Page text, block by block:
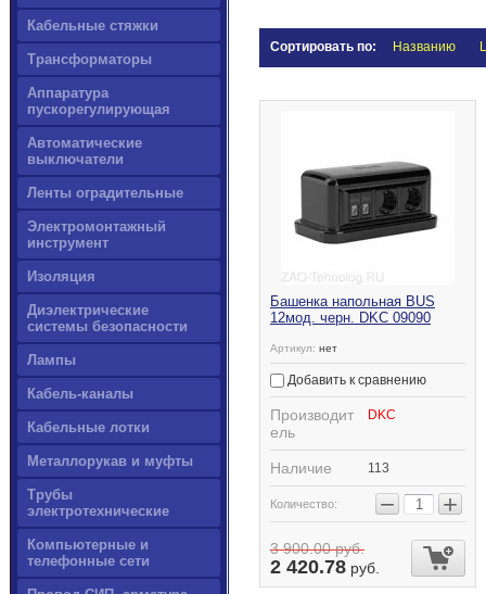
Кабельные стяжки
Трансформаторы
Аппаратура
пускорегулирующая
Автоматические
выключатели
Ленты оградительные
Электромонтажный
инструмент
Изоляция
Диэлектрические
системы безопасности
Лампы
Кабель-каналы
Кабельные лотки
Металлорукав и муфты
Трубы
электротехнические
Компьютерные и
телефонные сети
Сортировать по: Названию
Башенка напольная BUS
12мод. черн. DKC 09090
Артикул: нет
Добавить к сравнению
Производит
ель
DKC
Наличие 113
Количество: − +
3 900.00руб.
2 420.78 руб.